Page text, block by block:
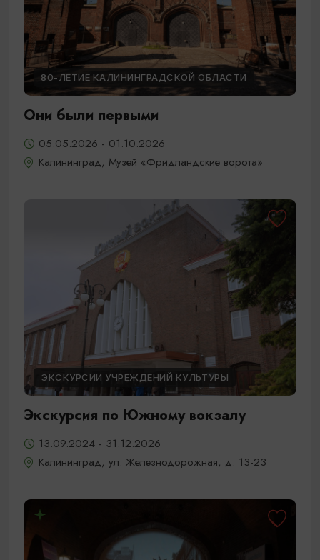
80-ЛЕТИЕ КАЛИНИНГРАДСКОЙ ОБЛАСТИ
Они были первыми
05.05.2026 - 01.10.2026
Калининград, Музей «Фридландские ворота»
ЭКСКУРСИИ УЧРЕЖДЕНИЙ КУЛЬТУРЫ
Экскурсия по Южному вокзалу
13.09.2024 - 31.12.2026
Калининград, ул. Железнодорожная, д. 13-23